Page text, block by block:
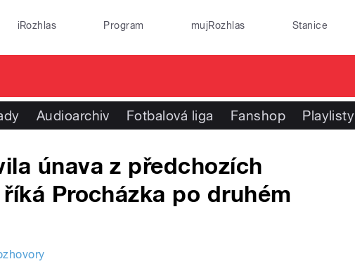
iRozhlas Program mujRozhlas Stanice
Audioarchiv Fotbalová liga Fanshop Playlisty
únava z předchozích
Procházka po druhém